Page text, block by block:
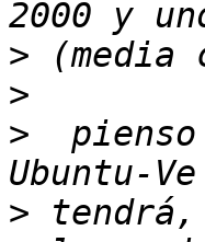
>
>
>
> tendrá,